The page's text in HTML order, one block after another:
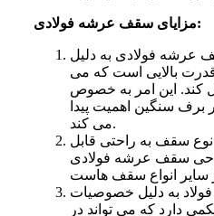
مزایای سقف عرشه فولادی:
عرشه فولادی به دلیل
قدرت بالایی است که می
کند. این امر به خصوص
برف سنگین اهمیت پیدا
می کند.
نوع سقف به راحتی قابل
سقف عرشه فولادی
فولاد به دلیل خصوصیات
دارد که می تواند در